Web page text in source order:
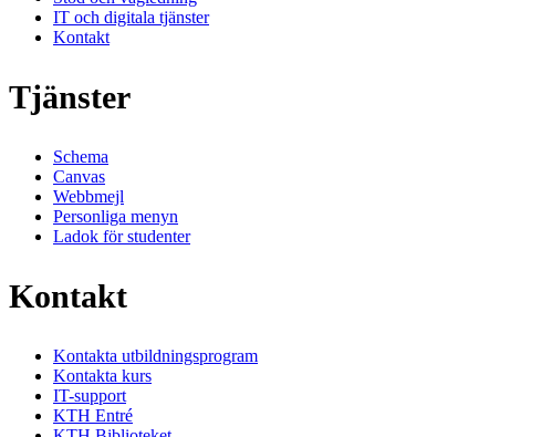
IT och digitala tjänster
Kontakt
Tjänster
Schema
Canvas
Webbmejl
Personliga menyn
Ladok för studenter
Kontakt
Kontakta utbildningsprogram
Kontakta kurs
IT-support
KTH Entré